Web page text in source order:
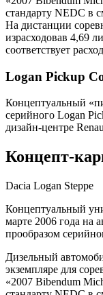
стандарту NEDC в
На дистанции
израсходовав 4,69
соответствует
Logan Pickup
Концептуальный
серийного Logan
дизайн-центре
Концепт-
Dacia Logan Steppe
Концептуальный
марте 2006 года на
прообразом
Дизельный
экземпляре для
«2007 Bibendum